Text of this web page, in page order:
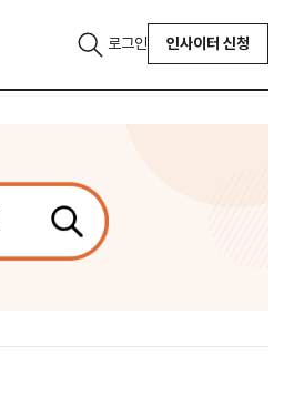
로그인 인사이터 신청